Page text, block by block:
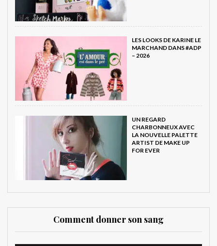
LES LOOKS DE KARINE LE
MARCHAND DANS #ADP
– 2026
UN REGARD
CHARBONNEUX AVEC
LA NOUVELLE PALETTE
ARTIST DE MAKE UP
FOR EVER
Comment donner son sang